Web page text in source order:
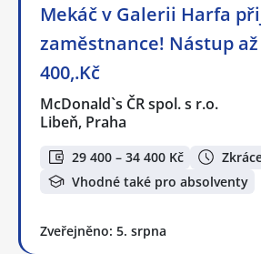
Mekáč v Galerii Harfa
zaměstnance! Nástup až
400,.Kč
McDonald`s ČR spol. s r.o.
Libeň, Praha
29 400 – 34 400 Kč
Vhodné také pro absolventy
Zveřejněno: 5. srpna